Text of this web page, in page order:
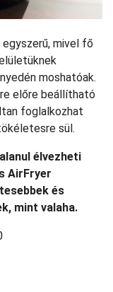
mivel fő
moshatóak.
előre beállítható
foglalkozhat
sül.
élvezheti
AirFryer
és
mint valaha.